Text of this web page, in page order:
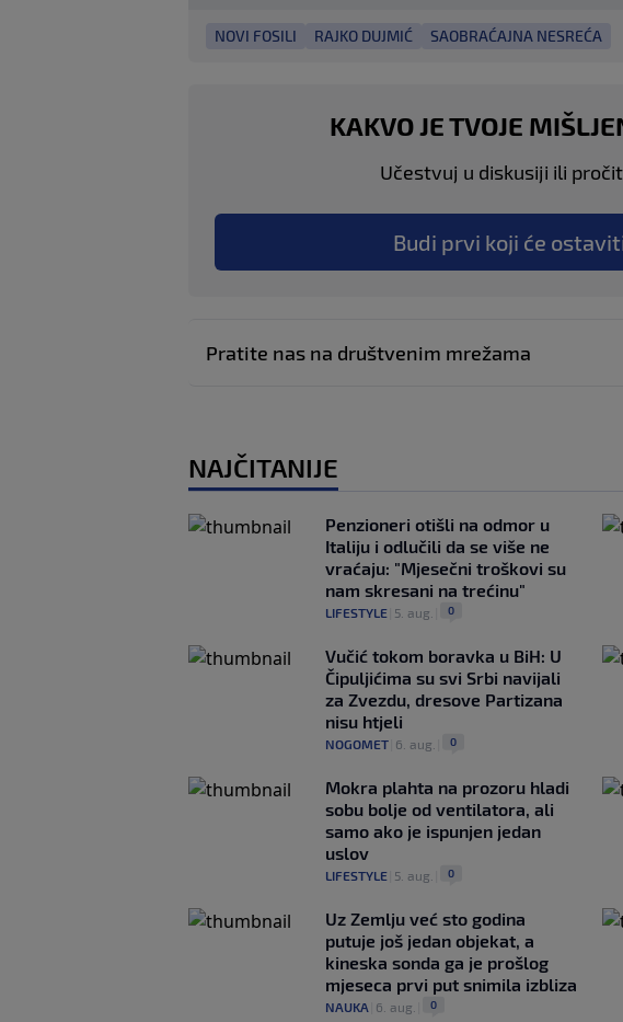
NOVI FOSILI RAJKO DUJMIĆ SAOBRAĆAJNA NESREĆA
KAKVO JE TVOJE
Učestvuj u diskusiji ili
Budi prvi koji će
Pratite nas na društvenim mrežama
NAJČITANIJE
Penzioneri otišli na odmor u
Italiju i odlučili da se više ne
vraćaju: "Mjesečni troškovi su
nam skresani na trećinu"
LIFESTYLE 5. aug. 0
Vučić tokom boravka u BiH: U
Čipuljićima su svi Srbi navijali
za Zvezdu, dresove Partizana
nisu htjeli
NOGOMET 6. aug. 0
Mokra plahta na prozoru hladi
sobu bolje od ventilatora, ali
samo ako je ispunjen jedan
uslov
LIFESTYLE 5. aug. 0
Uz Zemlju već sto godina
putuje još jedan objekat, a
kineska sonda ga je prošlog
mjeseca prvi put snimila izbliza
NAUKA 6. aug. 0